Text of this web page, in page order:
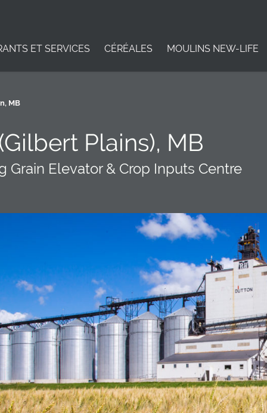
ET SERVICES CÉRÉALES MOULINS NEW-LIFE
MB
Plains), MB
Grain Elevator & Crop Inputs Centre